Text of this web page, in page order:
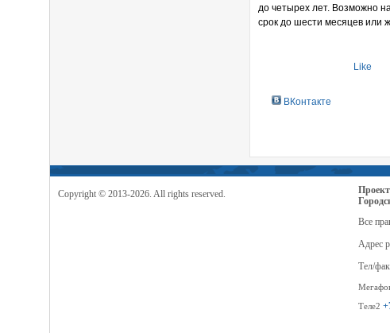
до четырех лет. Возможно
срок до шести месяцев или
Like
ВКонтакте
Copyright © 2013-2026. All rights reserved.
Все
Адрес
Тел/
Теле2